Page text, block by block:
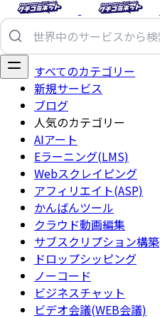
すべてのカテゴリー
新規サービス
ブログ
人気のカテゴリー
AIアート
Eラーニング(LMS)
Webスクレイピング
アフィリエイト(ASP)
かんばんツール
クラウド動画編集
サブスクリプション構築
ドロップシッピング
ノーコード
ビジネスチャット
ビデオ会議(WEB会議)